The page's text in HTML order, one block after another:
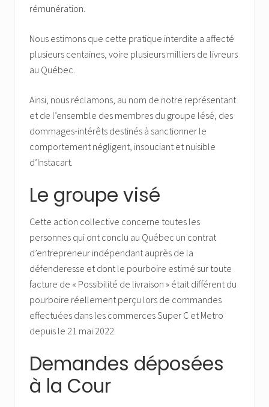
rémunération.
Nous estimons que cette pratique interdite a affecté
plusieurs centaines, voire plusieurs milliers de livreurs
au Québec.
Ainsi, nous réclamons, au nom de notre représentant
et de l’ensemble des membres du groupe lésé, des
dommages-intérêts destinés à sanctionner le
comportement négligent, insouciant et nuisible
d’Instacart.
Le groupe visé
Cette action collective concerne toutes les
personnes qui ont conclu au Québec un contrat
d’entrepreneur indépendant auprès de la
défenderesse et dont le pourboire estimé sur toute
facture de « Possibilité de livraison » était différent du
pourboire réellement perçu lors de commandes
effectuées dans les commerces Super C et Metro
depuis le 21 mai 2022.
Demandes déposées
à la Cour